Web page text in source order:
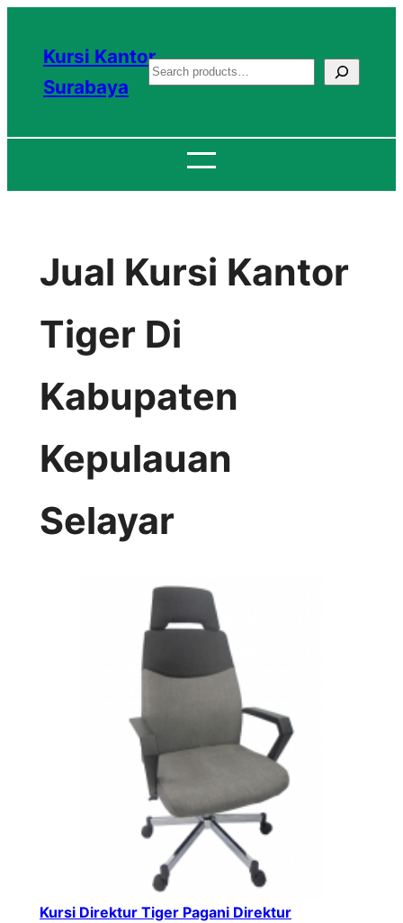
konten
Kursi Kantor
Surabaya
S
a
c
Jual Kursi Kantor
Tiger Di
Kabupaten
Kepulauan
Selayar
Kursi Direktur Tiger Pagani Direktur